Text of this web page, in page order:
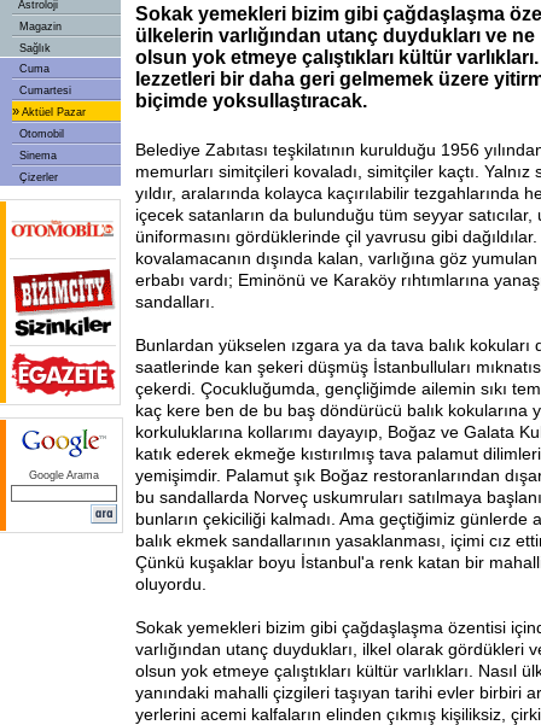
Astroloji
Magazin
Sağlık
Cuma
Cumartesi
» Aktüel Pazar
Otomobil
Sinema
Çizerler
Google Arama
Sokak yemekleri bizim gibi çağdaşlaşma
ülkelerin varlığından utanç duydukları ve
olsun yok etmeye çalıştıkları kültür
lezzetleri bir daha geri gelmemek üzere
biçimde yoksullaştıracak.
Belediye Zabıtası teşkilatının kurulduğu 1956
memurları simitçileri kovaladı, simitçiler kaçtı.
yıldır, aralarında kolayca kaçırılabilir tezgahlarında
içecek satanların da bulunduğu tüm seyyar satıcılar,
üniformasını gördüklerinde çil yavrusu gibi
kovalamacanın dışında kalan, varlığına göz
erbabı vardı; Eminönü ve Karaköy rıhtımlarına
sandalları.
Bunlardan yükselen ızgara ya da tava balık kokuları
saatlerinde kan şekeri düşmüş İstanbulluları
çekerdi. Çocukluğumda, gençliğimde ailemin sıkı
kaç kere ben de bu baş döndürücü balık kokularına
korkuluklarına kollarımı dayayıp, Boğaz ve Galata
katık ederek ekmeğe kıstırılmış tava palamut
yemişimdir. Palamut şık Boğaz restoranlarından
bu sandallarda Norveç uskumruları satılmaya
bunların çekiciliği kalmadı. Ama geçtiğimiz günlerde
balık ekmek sandallarının yasaklanması, içimi cız
Çünkü kuşaklar boyu İstanbul'a renk katan bir
oluyordu.
Sokak yemekleri bizim gibi çağdaşlaşma özentisi
varlığından utanç duydukları, ilkel olarak gördükleri
olsun yok etmeye çalıştıkları kültür varlıkları. Nasıl
yanındaki mahalli çizgileri taşıyan tarihi evler birbiri
yerlerini acemi kalfaların elinden çıkmış kişiliksiz,